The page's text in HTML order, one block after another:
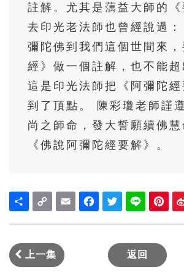
佛說阿彌陀經要解-第13集(陳彩瓊老師)
佛說阿彌陀經要解-第15集(陳彩瓊老師)
佛說阿彌陀經要解-第16集(陳彩瓊老師)
佛說阿彌陀經要解-第17集(陳彩瓊老師)
佛說阿彌陀經要解-第21集(陳彩瓊老師)
佛說阿彌陀經要解-第23集(陳彩瓊老師)
註解。尤其是蕅益大師的《
去印光老法師也曾經說過
彌陀佛到我們這個世間來
經》做一個註解，也不能超
這是印光法師把《阿彌陀經
到了頂點。 陳彩瓊老師謹
尚之師命，發大誓願續佛
《佛說阿彌陀經要解》。
Share
Copy
Link
Email FacebookTwitter Line
上一集 返回